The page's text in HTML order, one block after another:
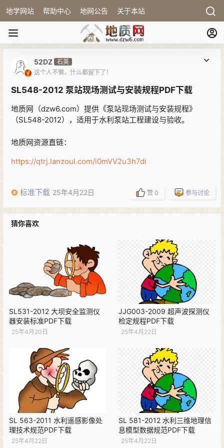
地学网站 帮助中心 地网公告 关于本站
52DZ 石英
这个人不懒，什么都留下了！
SL548-2012 泵站现场测试与安装规程PDF下载
地质网（dzw6.com）提供《泵站现场测试与安装规程》
（SL548-2012），适用于水利泵站工程建设与验收。
地质网资源直链：
https://qtrj.lanzoul.com/i0mVV2u3h7di
标准下载 25年4月22日 赞 0 参与讨论
猜你喜欢
SL531-2012 大坝安全监测仪
器安装标准PDF下载
25年4月20日
JJG003-2009 超声波探测仪
检定规程PDF下载
25年4月22日
SL 563-2011 水利遥感影像处
理技术规范PDF下载
25年4月22日
SL 581-2012 水利三维地理信
息模型数据规范PDF下载
25年4月22日